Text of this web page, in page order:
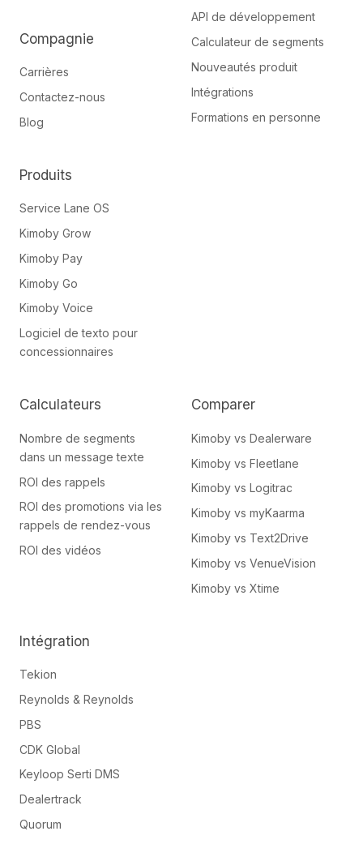
Compagnie
Carrières
Contactez-nous
Blog
Produits
Service Lane OS
Kimoby Grow
Kimoby Pay
Kimoby Go
Kimoby Voice
Logiciel de texto pour
concessionnaires
API de développement
Calculateur de segments
Nouveautés produit
Intégrations
Formations en personne
Calculateurs
Nombre de segments
dans un message texte
ROI des rappels
ROI des promotions via les
rappels de rendez-vous
ROI des vidéos
Comparer
Kimoby vs Dealerware
Kimoby vs Fleetlane
Kimoby vs Logitrac
Kimoby vs myKaarma
Kimoby vs Text2Drive
Kimoby vs VenueVision
Kimoby vs Xtime
Intégration
Tekion
Reynolds & Reynolds
PBS
CDK Global
Keyloop Serti DMS
Dealertrack
Quorum